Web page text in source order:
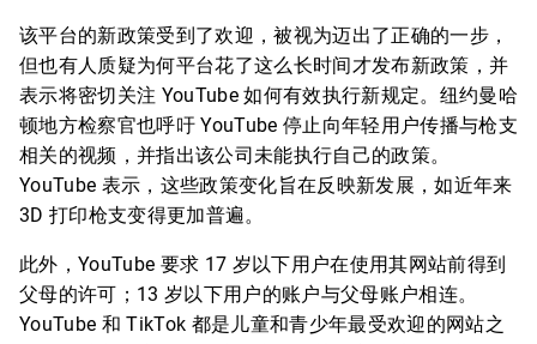
该平台的新政策受到了欢迎，被视为迈出了正确的一步，
但也有人质疑为何平台花了这么长时间才发布新政策，并
表示将密切关注 YouTube 如何有效执行新规定。纽约曼哈
顿地方检察官也呼吁 YouTube 停止向年轻用户传播与枪支
相关的视频，并指出该公司未能执行自己的政策。
YouTube 表示，这些政策变化旨在反映新发展，如近年来
3D 打印枪支变得更加普遍。
此外，YouTube 要求 17 岁以下用户在使用其网站前得到
父母的许可；13 岁以下用户的账户与父母账户相连。
YouTube 和 TikTok 都是儿童和青少年最受欢迎的网站之